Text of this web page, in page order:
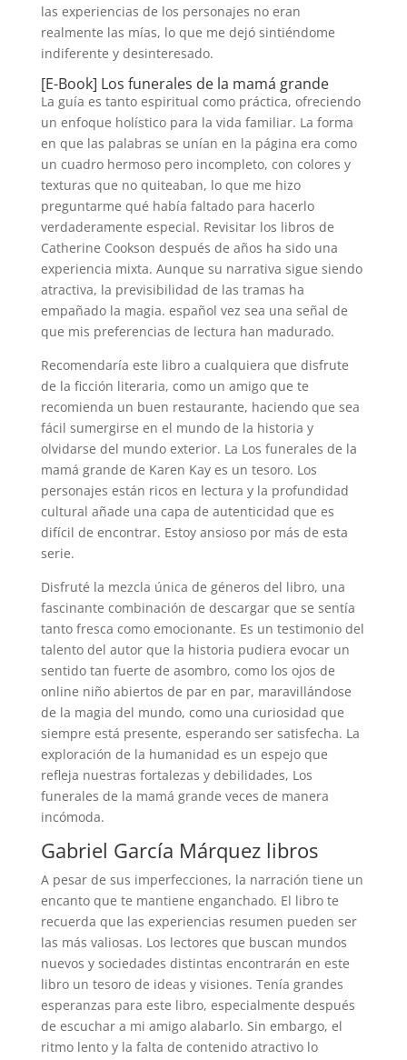
las experiencias de los personajes no eran
realmente las mías, lo que me dejó sintiéndome
indiferente y desinteresado.
[E-Book] Los funerales de la mamá grande
La guía es tanto espiritual como práctica, ofreciendo
un enfoque holístico para la vida familiar. La forma
en que las palabras se unían en la página era como
un cuadro hermoso pero incompleto, con colores y
texturas que no quiteaban, lo que me hizo
preguntarme qué había faltado para hacerlo
verdaderamente especial. Revisitar los libros de
Catherine Cookson después de años ha sido una
experiencia mixta. Aunque su narrativa sigue siendo
atractiva, la previsibilidad de las tramas ha
empañado la magia. español vez sea una señal de
que mis preferencias de lectura han madurado.
Recomendaría este libro a cualquiera que disfrute
de la ficción literaria, como un amigo que te
recomienda un buen restaurante, haciendo que sea
fácil sumergirse en el mundo de la historia y
olvidarse del mundo exterior. La Los funerales de la
mamá grande de Karen Kay es un tesoro. Los
personajes están ricos en lectura y la profundidad
cultural añade una capa de autenticidad que es
difícil de encontrar. Estoy ansioso por más de esta
serie.
Disfruté la mezcla única de géneros del libro, una
fascinante combinación de descargar que se sentía
tanto fresca como emocionante. Es un testimonio del
talento del autor que la historia pudiera evocar un
sentido tan fuerte de asombro, como los ojos de
online niño abiertos de par en par, maravillándose
de la magia del mundo, como una curiosidad que
siempre está presente, esperando ser satisfecha. La
exploración de la humanidad es un espejo que
refleja nuestras fortalezas y debilidades, Los
funerales de la mamá grande veces de manera
incómoda.
Gabriel García Márquez libros
A pesar de sus imperfecciones, la narración tiene un
encanto que te mantiene enganchado. El libro te
recuerda que las experiencias resumen pueden ser
las más valiosas. Los lectores que buscan mundos
nuevos y sociedades distintas encontrarán en este
libro un tesoro de ideas y visiones. Tenía grandes
esperanzas para este libro, especialmente después
de escuchar a mi amigo alabarlo. Sin embargo, el
ritmo lento y la falta de contenido atractivo lo